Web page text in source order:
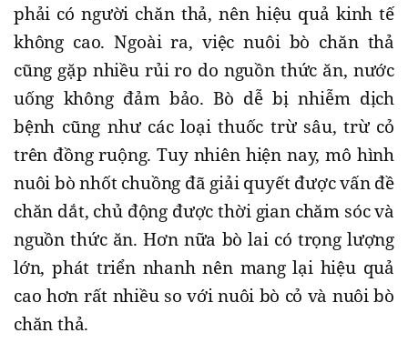
phải có người chăn thả, nên hiệu quả kinh tế
không cao. Ngoài ra, việc nuôi bò chăn thả
cũng gặp nhiều rủi ro do nguồn thức ăn, nước
uống không đảm bảo. Bò dễ bị nhiễm dịch
bệnh cũng như các loại thuốc trừ sâu, trừ cỏ
trên đồng ruộng. Tuy nhiên hiện nay, mô hình
nuôi bò nhốt chuồng đã giải quyết được vấn đề
chăn dắt, chủ động được thời gian chăm sóc và
nguồn thức ăn. Hơn nữa bò lai có trọng lượng
lớn, phát triển nhanh nên mang lại hiệu quả
cao hơn rất nhiều so với nuôi bò cỏ và nuôi bò
chăn thả.